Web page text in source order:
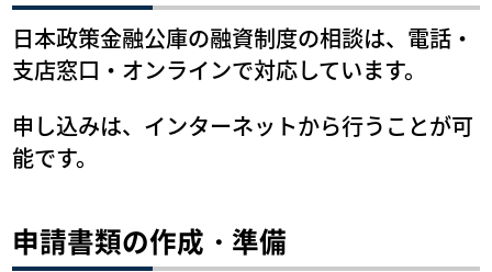
日本政策金融公庫の融資制度の相談は、電話・
支店窓口・オンラインで対応しています。
申し込みは、インターネットから行うことが可
能です。
申請書類の作成・準備